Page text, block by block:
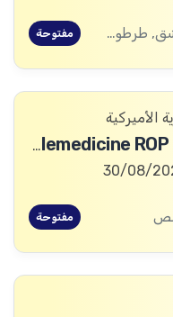
حلب, دمشق, طرطوس, ريف دمشق, ديرالزور, درعا, السويداء, إدلب, القنيطرة, اللاذقية, الرقة, حمص, الحسكة, حماة مفتوحة
الأميركية
Telemedicine ROP Project Officer
مفتوحة